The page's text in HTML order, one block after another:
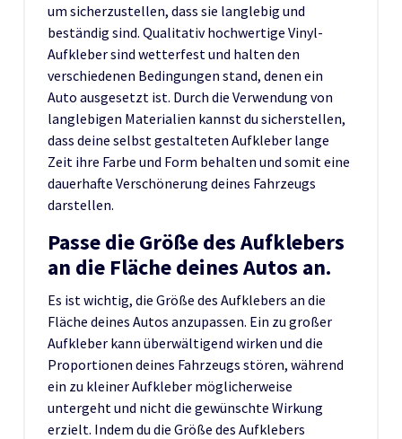
um sicherzustellen, dass sie langlebig und
beständig sind. Qualitativ hochwertige Vinyl-
Aufkleber sind wetterfest und halten den
verschiedenen Bedingungen stand, denen ein
Auto ausgesetzt ist. Durch die Verwendung von
langlebigen Materialien kannst du sicherstellen,
dass deine selbst gestalteten Aufkleber lange
Zeit ihre Farbe und Form behalten und somit eine
dauerhafte Verschönerung deines Fahrzeugs
darstellen.
Passe die Größe des Aufklebers
an die Fläche deines Autos an.
Es ist wichtig, die Größe des Aufklebers an die
Fläche deines Autos anzupassen. Ein zu großer
Aufkleber kann überwältigend wirken und die
Proportionen deines Fahrzeugs stören, während
ein zu kleiner Aufkleber möglicherweise
untergeht und nicht die gewünschte Wirkung
erzielt. Indem du die Größe des Aufklebers